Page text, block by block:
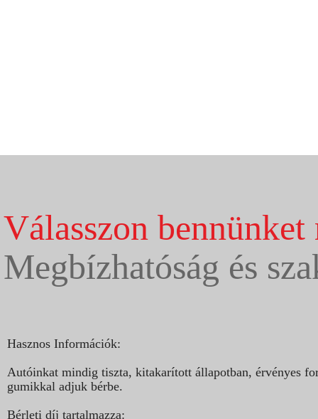
Válasszon bennünket
Megbízhatóság és
Hasznos Információk:
Autóinkat mindig tiszta, kitakarított állapotban, érvényes
gumikkal adjuk bérbe.
Bérleti díj tartalmazza: